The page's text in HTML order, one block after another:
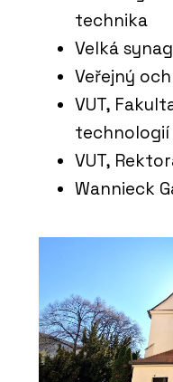
Lavička
PRODUKTY
Lavička
technika
Velká
Veřejný
VUT,
technologií
VUT,
Wannieck